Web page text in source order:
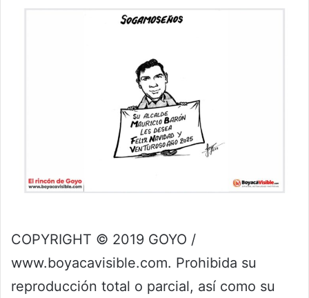
COPYRIGHT © 2019 GOYO /
www.boyacavisible.com. Prohibida su
reproducción total o parcial, así como su